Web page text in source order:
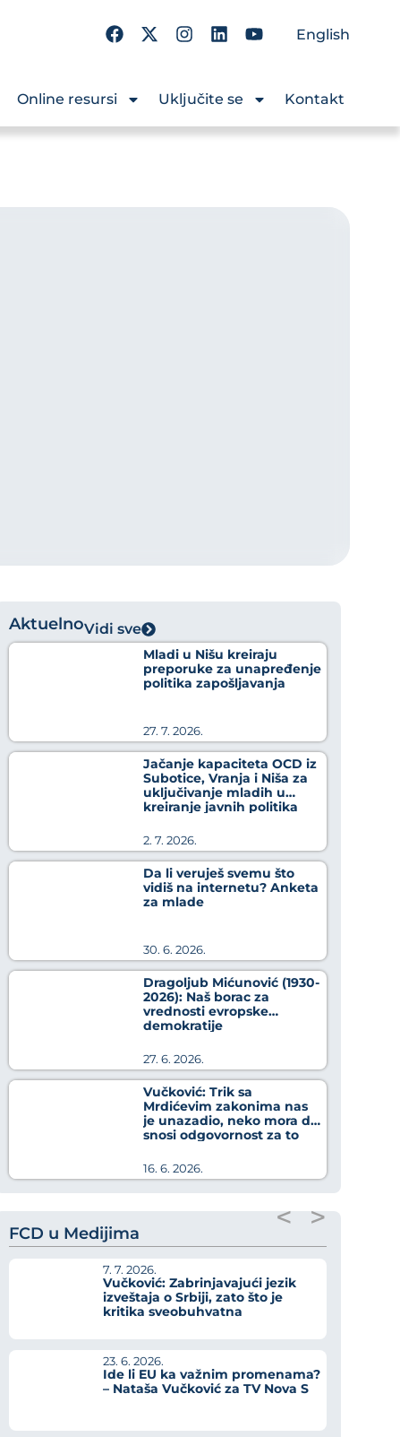
English
Online resursi Uključite se Kontakt
AktuelnoVidi sve
Mladi u Nišu kreiraju
preporuke za unapređenje
politika zapošljavanja
27. 7. 2026.
Jačanje kapaciteta OCD iz
Subotice, Vranja i Niša za
uključivanje mladih u
kreiranje javnih politika
2. 7. 2026.
Da li veruješ svemu što
vidiš na internetu? Anketa
za mlade
30. 6. 2026.
Dragoljub Mićunović (1930-
2026): Naš borac za
vrednosti evropske
demokratije
27. 6. 2026.
Vučković: Trik sa
Mrdićevim zakonima nas
je unazadio, neko mora da
snosi odgovornost za to
16. 6. 2026.
FCD u Medijima
7. 7. 2026.
Vučković: Zabrinjavajući jezik
izveštaja o Srbiji, zato što je
kritika sveobuhvatna
23. 6. 2026.
Ide li EU ka važnim promenama?
– Nataša Vučković za TV Nova S
< >